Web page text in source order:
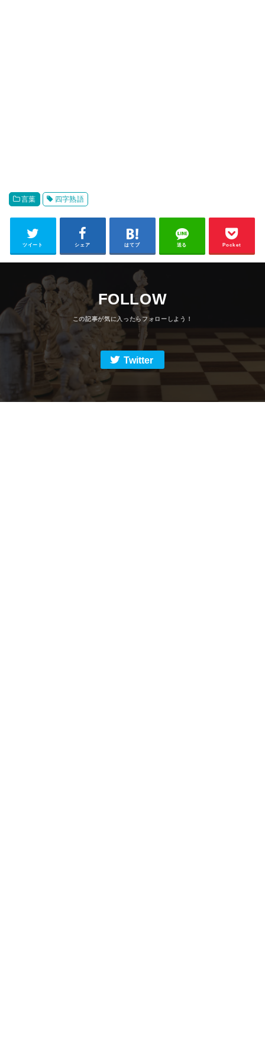
言葉 四字熟語
ツイート シェア はてブ 送る Pocket
FOLLOW
Twitter